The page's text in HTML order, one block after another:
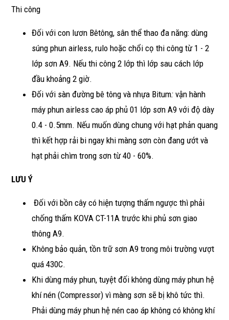
Thi công
Đối với con lươn Bêtông, sân thể thao đa năng: dùng
súng phun airless, rulo hoặc chổi cọ thi công từ 1 - 2
lớp sơn A9. Nếu thi công 2 lớp thì lớp sau cách lớp
đầu khoảng 2 giờ.
Đối với sàn đường bê tông và nhựa Bitum:vận hành
máy phun airless cao áp phủ 01 lớp sơn A9 với độ dày
0.4 - 0.5mm. Nếu muốn dùng chung với hạt phản quang
thì kết hợp rải bi ngay khi màng sơn còn đang ướt và
hạt phải chìm trong sơn từ 40 - 60%.
LƯU Ý
Đối với bồn cây có hiện tượng thấm ngược thì phải
chống thấm KOVA CT-11A trước khi phủ sơn giao
thông A9.
Không bảo quản, tồn trữ sơn A9 trong môi trường vượt
quá 430C.
Khi dùng máy phun, tuyệt đối không dùng máy phun hệ
khí nén (Compressor) vì màng sơn sẽ bị khô tức thì.
Phải dùng máy phun hệ nén cao áp không có không khí